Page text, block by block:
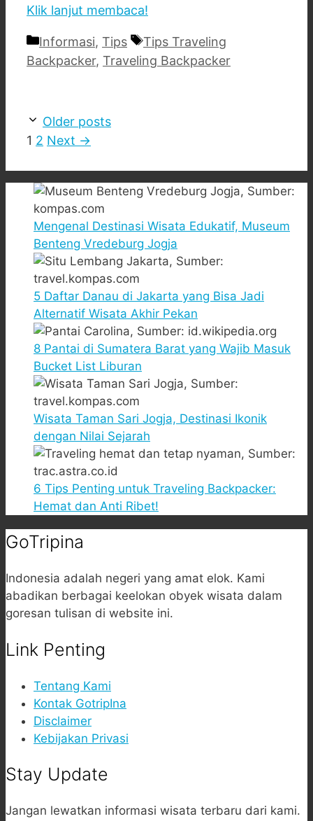
Klik lanjut membaca!
Categories
Informasi, Tips Tags
Tips Traveling
Backpacker, Traveling Backpacker
Older posts
Page
1 Page
2 Next →
Mengenal Destinasi Wisata Edukatif, Museum
Benteng Vredeburg Jogja
5 Daftar Danau di Jakarta yang Bisa Jadi
Alternatif Wisata Akhir Pekan
8 Pantai di Sumatera Barat yang Wajib Masuk
Bucket List Liburan
Wisata Taman Sari Jogja, Destinasi Ikonik
dengan Nilai Sejarah
6 Tips Penting untuk Traveling Backpacker:
Hemat dan Anti Ribet!
GoTripina
Indonesia adalah negeri yang amat elok. Kami
abadikan berbagai keelokan obyek wisata dalam
goresan tulisan di website ini.
Link Penting
Tentang Kami
Kontak GotripIna
Disclaimer
Kebijakan Privasi
Stay Update
Jangan lewatkan informasi wisata terbaru dari kami.